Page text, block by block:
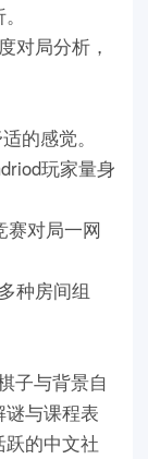
对局分析，
的感觉。
玩家量身
赛对局一网
种房间组
子与背景自
与课程表
的中文社